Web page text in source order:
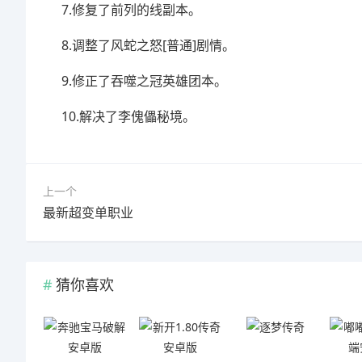
7.修复了前列的线副本。
8.调整了风蛇之怒[普通]剧情。
9.修正了吞噬之冠英雄团本。
10.解决了李傀儡秘境。
上一个
最新超变单职业
猜你喜欢